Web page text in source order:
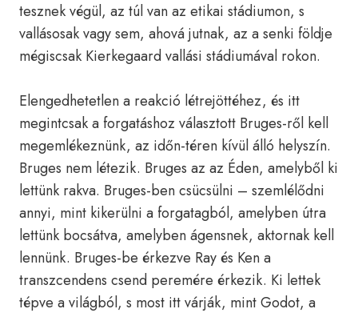
tesznek végül, az túl van az etikai stádiumon, s
vallásosak vagy sem, ahová jutnak, az a senki földje
mégiscsak Kierkegaard vallási stádiumával rokon.
Elengedhetetlen a reakció létrejöttéhez, és itt
megintcsak a forgatáshoz választott Bruges-ről kell
megemlékeznünk, az időn-téren kívül álló helyszín.
Bruges nem létezik. Bruges az az Éden, amelyből ki
lettünk rakva. Bruges-ben csücsülni – szemlélődni
annyi, mint kikerülni a forgatagból, amelyben útra
lettünk bocsátva, amelyben ágensnek, aktornak kell
lennünk. Bruges-be érkezve Ray és Ken a
transzcendens csend peremére érkezik. Ki lettek
tépve a világból, s most itt várják, mint Godot, a